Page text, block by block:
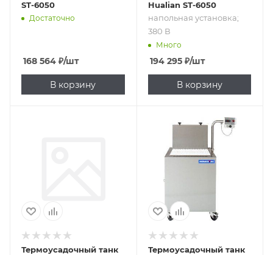
ST-6050
Достаточно
168 564 ₽/шт
В корзину
Hualian ST-6050
напольная установка;
380 В
Много
194 295₽/шт
В корзину
Термоусадочный танк
Термоусадочный танк